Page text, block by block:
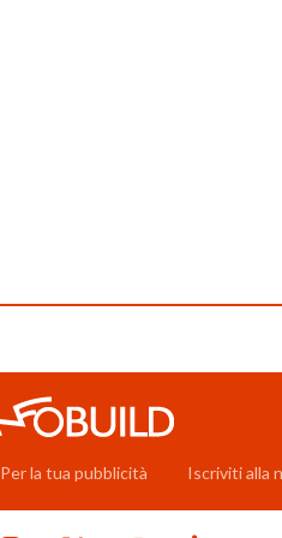
Per la tua pubblicità Iscriviti alla